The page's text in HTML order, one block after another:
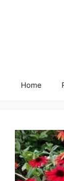
Home